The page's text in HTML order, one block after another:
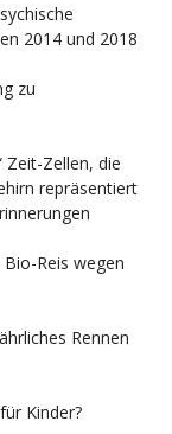
2014 und 2018
zu
Zeit-Zellen, die
repräsentiert
Reis wegen
Rennen
Kinder?